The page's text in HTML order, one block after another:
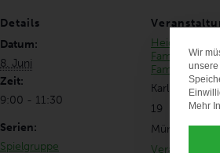
Details
Datum:
8. Juni
Zeit:
9:00 - 11:30
Serien:
Spielgruppe
HeideTreff
Karl-
19
München,
Wir
unsere
Mehr